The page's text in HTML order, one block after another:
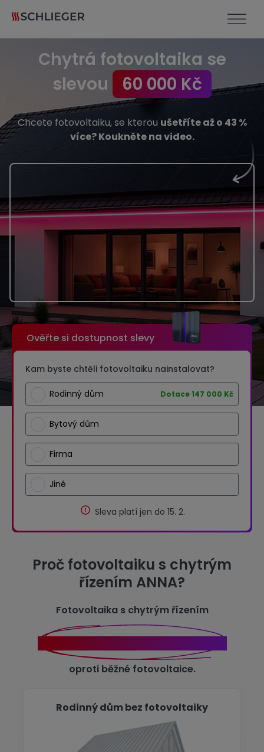
Chytrá fotovoltaika se
slevou
60 000 Kč
Chcete fotovoltaiku, se kterou ušetříte až o 43 %
více? Koukněte na video.
Ověřte si dostupnost slevy
Kam byste chtěli fotovoltaiku nainstalovat?
Rodinný dům Dotace 147 000 Kč
Bytový dům
Firma
Jiné
Sleva platí jen do 15. 2.
Proč fotovoltaiku s chytrým
řízením ANNA?
Fotovoltaika s chytrým řízením
oproti běžné fotovoltaice.
Rodinný dům bez fotovoltaiky